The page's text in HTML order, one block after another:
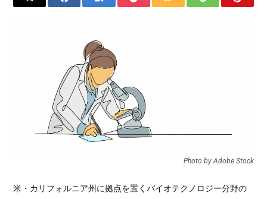
Photo by Adobe Stock
米・カリフォルニア州に拠点を置くバイオテクノロジー分野の